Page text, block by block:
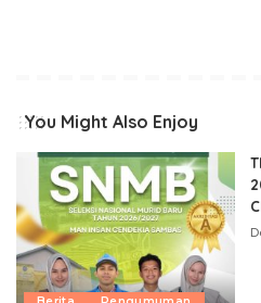
You Might Also Enjoy